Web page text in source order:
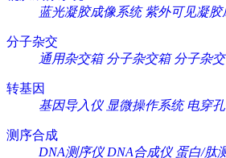
蓝光凝胶成像系统 紫外可见凝胶
分子杂交
通用杂交箱 分子杂交箱 分子杂
转基因
基因导入仪 显微操作系统 电穿
测序合成
DNA测序仪 DNA合成仪 蛋白/肽